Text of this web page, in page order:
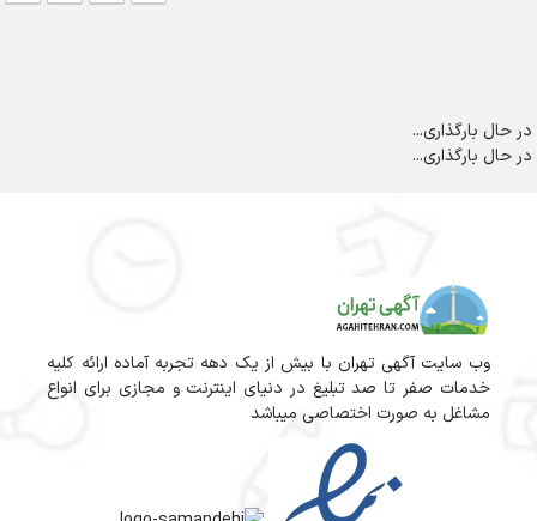
در حال بارگذاری...
در حال بارگذاری...
وب سایت آگهی تهران با بیش از یک دهه تجربه آماده ارائه کلیه
خدمات صفر تا صد تبلیغ در دنیای اینترنت و مجازی برای انواع
مشاغل به صورت اختصاصی میباشد